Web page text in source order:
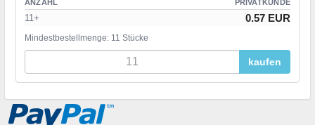
ANZAHL PRIVATKUNDE
11+ 0.57 EUR
Mindestbestellmenge: 11 Stücke
kaufen